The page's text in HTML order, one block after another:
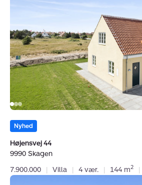
Skagen
Nyhed
Højensvej 44
9990 Skagen
7.900.000
| Villa | 4 vær. | 144 m2 |